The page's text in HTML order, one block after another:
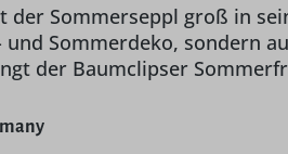
der Sommerseppl groß in
Sommerdeko, sondern
der Baumclipser